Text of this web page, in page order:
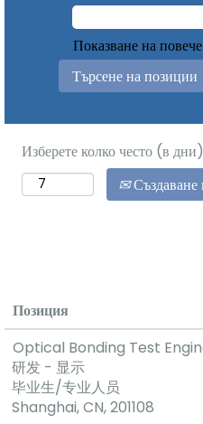
Показване на
Изберете колко често (в
Създаване
Позиция
Optical Bonding Test
研发 - 显示
毕业生/专业人员
Shanghai, CN, 201108